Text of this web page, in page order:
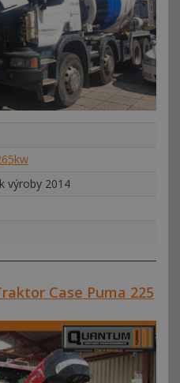
výroby 2014
Case Puma 225